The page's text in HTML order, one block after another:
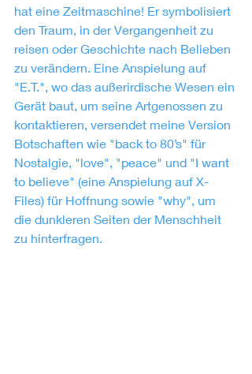
hat eine Zeitmaschine! Er symbolisiert
den Traum, in der Vergangenheit zu
reisen oder Geschichte nach Belieben
zu verändern. Eine Anspielung auf
"E.T.", wo das außerirdische Wesen ein
Gerät baut, um seine Artgenossen zu
kontaktieren, versendet meine Version
Botschaften wie "back to 80’s" für
Nostalgie, "love", "peace" und "I want
to believe" (eine Anspielung auf X-
Files) für Hoffnung sowie "why", um
die dunkleren Seiten der Menschheit
zu hinterfragen.